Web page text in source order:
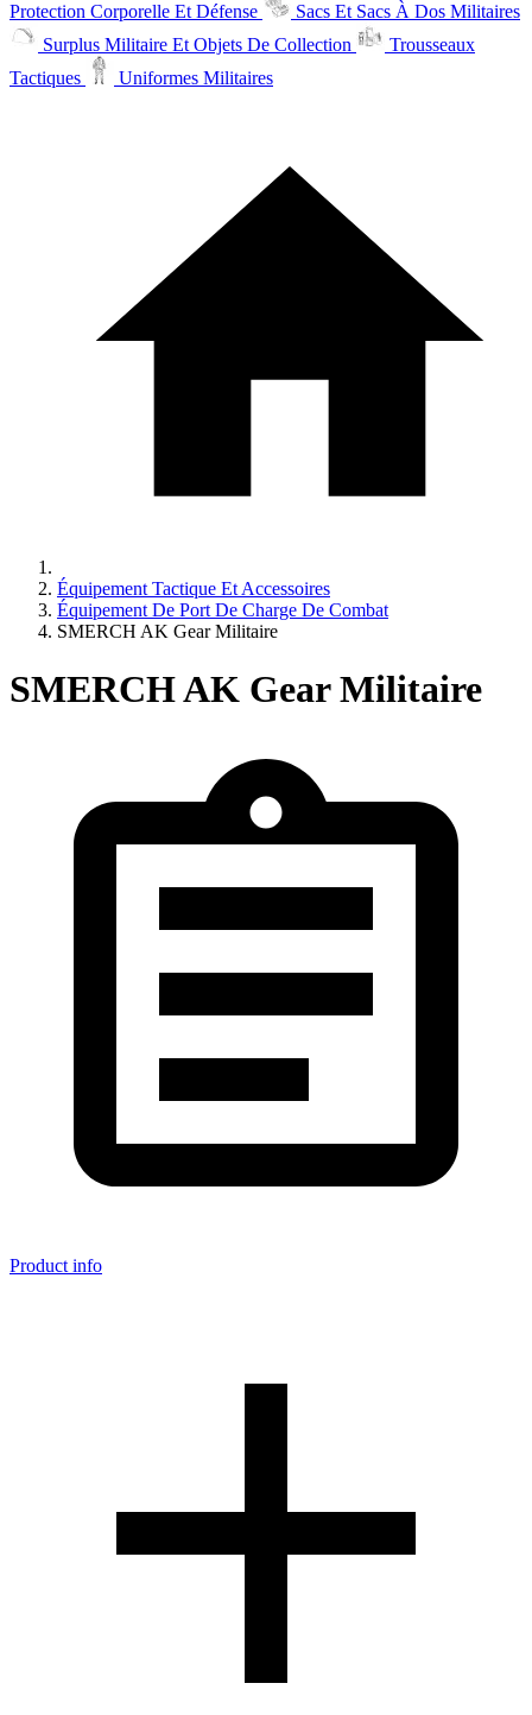
Protection Corporelle Et Défense
Sacs Et Sacs À Dos Militaires
Surplus Militaire Et Objets De Collection
Trousseaux
Tactiques
Uniformes Militaires
Équipement Tactique Et Accessoires
Équipement De Port De Charge De Combat
SMERCH AK Gear Militaire
SMERCH AK Gear Militaire
Product info